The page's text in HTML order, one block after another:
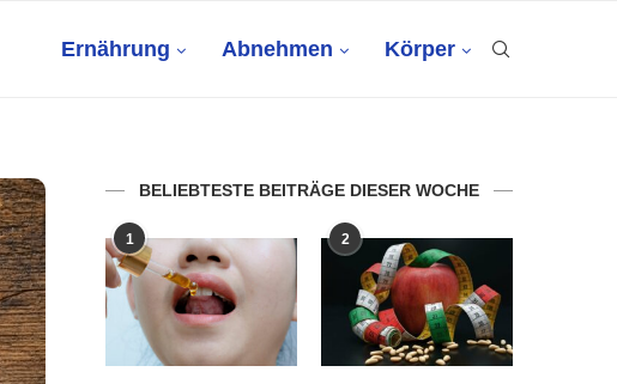
Ernährung Abnehmen Körper
BELIEBTESTE BEITRÄGE DIESER WOCHE
1 2